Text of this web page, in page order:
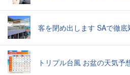
客を閉め出します SAで徹底
トリプル台風 お盆の天気予